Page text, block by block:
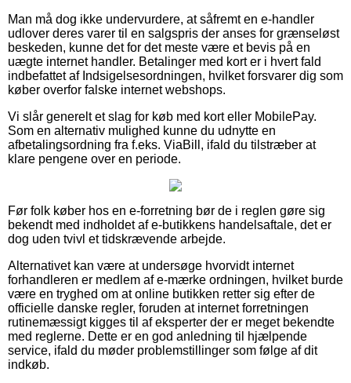
Man må dog ikke undervurdere, at såfremt en e-handler
udlover deres varer til en salgspris der anses for grænseløst
beskeden, kunne det for det meste være et bevis på en
uægte internet handler. Betalinger med kort er i hvert fald
indbefattet af Indsigelsesordningen, hvilket forsvarer dig som
køber overfor falske internet webshops.
Vi slår generelt et slag for køb med kort eller MobilePay.
Som en alternativ mulighed kunne du udnytte en
afbetalingsordning fra f.eks. ViaBill, ifald du tilstræber at
klare pengene over en periode.
Før folk køber hos en e-forretning bør de i reglen gøre sig
bekendt med indholdet af e-butikkens handelsaftale, det er
dog uden tvivl et tidskrævende arbejde.
Alternativet kan være at undersøge hvorvidt internet
forhandleren er medlem af e-mærke ordningen, hvilket burde
være en tryghed om at online butikken retter sig efter de
officielle danske regler, foruden at internet forretningen
rutinemæssigt kigges til af eksperter der er meget bekendte
med reglerne. Dette er en god anledning til hjælpende
service, ifald du møder problemstillinger som følge af dit
indkøb.